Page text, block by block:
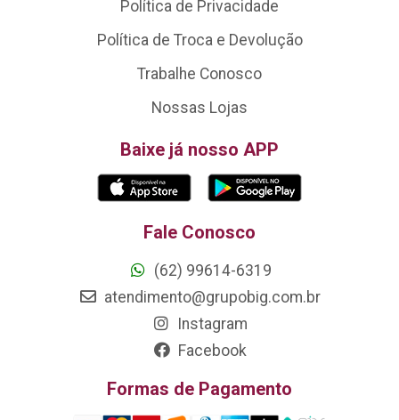
Política de Privacidade
Política de Troca e Devolução
Trabalhe Conosco
Nossas Lojas
Baixe já nosso APP
Fale Conosco
(62) 99614-6319
atendimento@grupobig.com.br
Instagram
Facebook
Formas de Pagamento